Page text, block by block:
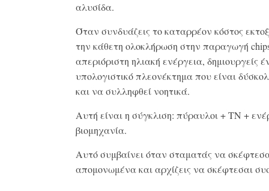
αλυσίδα.
Όταν συνδυάζεις το καταρρέον κόστος
την κάθετη ολοκλήρωση στην παραγωγή
απεριόριστη ηλιακή ενέργεια, δημιουργείς
υπολογιστικό πλεονέκτημα που είναι
και να συλληφθεί νοητικά.
Αυτή είναι η σύγκλιση: πύραυλοι + ΤΝ +
βιομηχανία.
Αυτό συμβαίνει όταν σταματάς να
απομονωμένα και αρχίζεις να σκέφτεσαι